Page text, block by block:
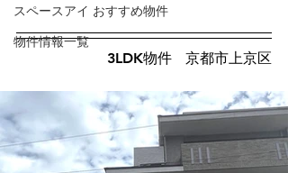
スペースアイ おすすめ物件
物件情報一覧
3LDK物件   京都市上京区